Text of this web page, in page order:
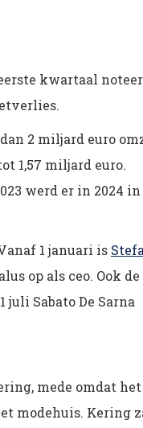
kwartaal
2 miljard euro
1,57 miljard euro.
werd er in 2024 in
1 januari is
op als ceo. Ook de
juli Sabato De Sarna
mede omdat het
modehuis. Kering